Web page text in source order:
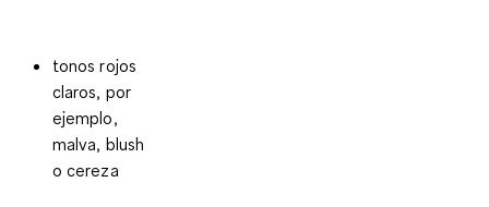
tonos rojos
claros, por
ejemplo,
malva, blush
o cereza